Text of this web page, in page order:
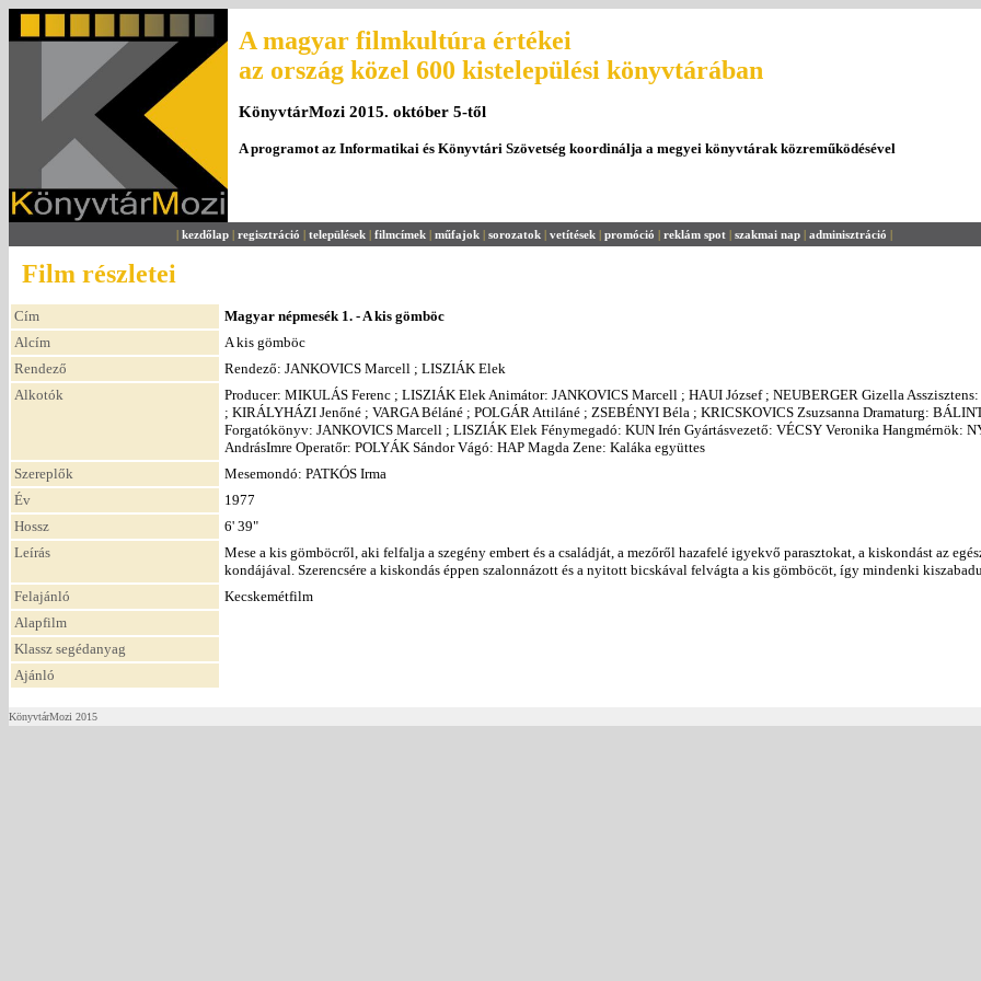
A magyar filmkultúra értékei
az ország közel 600 kistelepülési könyvtárában
KönyvtárMozi 2015. október 5-től
A programot az Informatikai és Könyvtári Szövetség koordinálja a megyei könyvtárak közreműködésével
| kezdőlap | regisztráció | települések | filmcímek | műfajok | sorozatok | vetítések | promóció | reklám spot | szakmai nap | adminisztráció |
Film részletei
Cím
Magyar népmesék 1. - A kis gömböc
Alcím
A kis gömböc
Rendező
Rendező: JANKOVICS Marcell ; LISZIÁK Elek
Alkotók
Producer: MIKULÁS Ferenc ; LISZIÁK Elek Animátor: JANKOVICS Marcell ; HAUI József ; NEUBERGER Gizella
; KIRÁLYHÁZI Jenőné ; VARGA Béláné ; POLGÁR Attiláné ; ZSEBÉNYI Béla ; KRICSKOVICS Zsuzsanna Dramaturg:
Forgatókönyv: JANKOVICS Marcell ; LISZIÁK Elek Fénymegadó: KUN Irén Gyártásvezető: VÉCSY Veronika Hangmérnök:
AndrásImre Operatőr: POLYÁK Sándor Vágó: HAP Magda Zene: Kaláka együttes
Szereplők
Mesemondó: PATKÓS Irma
Év
1977
Hossz
6' 39"
Leírás
Mese a kis gömböcről, aki felfalja a szegény embert és a családját, a mezőről hazafelé igyekvő parasztokat, a kiskondást az
kondájával. Szerencsére a kiskondás éppen szalonnázott és a nyitott bicskával felvágta a kis gömböcöt, így mindenki
Felajánló
Kecskemétfilm
Alapfilm
Klassz segédanyag
Ajánló
KönyvtárMozi 2015